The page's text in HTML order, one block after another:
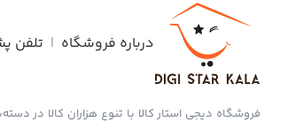
درباره فروشگاه | تلفن
فروشگاه دیجی استار کالا با تنوع هزاران کالا در